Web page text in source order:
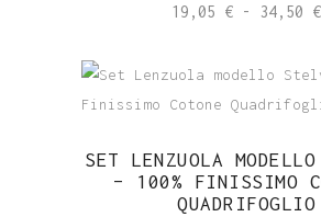
19,05 € - 34,50 €
SET LENZUOLA
– 100% FINISSIMO
QUADRIFOGLIO